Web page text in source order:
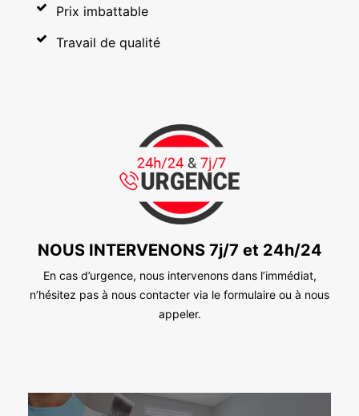
Prix imbattable
Travail de qualité
NOUS INTERVENONS 7j/7 et 24h/24
En cas d’urgence, nous intervenons dans l’immédiat,
n’hésitez pas à nous contacter via le formulaire ou à nous
appeler.